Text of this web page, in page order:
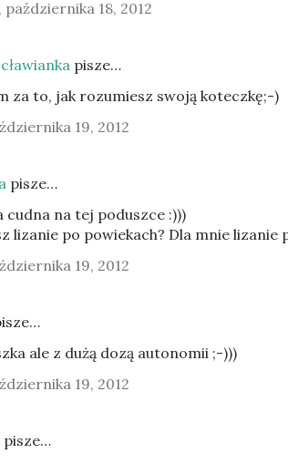
18, 2012
pisze…
za to, jak rozumiesz swoją koteczkę;-)
19, 2012
pisze…
cudna na tej poduszce :)))
lizanie po powiekach? Dla mnie
19, 2012
ale z dużą dozą autonomii ;-)))
19, 2012
pisze…